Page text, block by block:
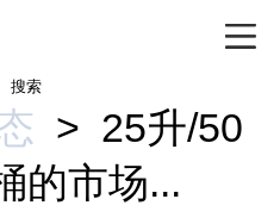
搜索
> 25升/50
的市场...